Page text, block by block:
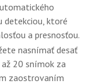
detekciou, ktoré
a presnosťou.
nasnímať desať
20 snímok za
zaostrovaním